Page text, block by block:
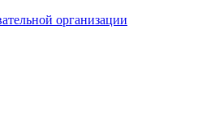
oрганизации